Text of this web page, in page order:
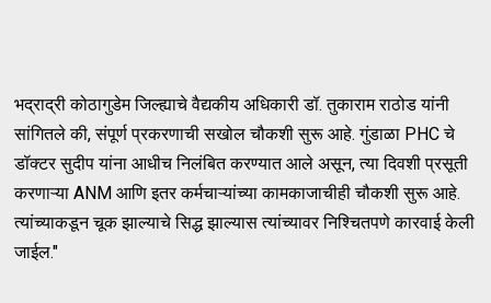
भद्राद्री कोठागुडेम जिल्ह्याचे वैद्यकीय अधिकारी डॉ. तुकाराम राठोड यांनी
सांगितले की, संपूर्ण प्रकरणाची सखोल चौकशी सुरू आहे. गुंडाळा PHC चे
डॉक्टर सुदीप यांना आधीच निलंबित करण्यात आले असून, त्या दिवशी प्रसूती
करणाऱ्या ANM आणि इतर कर्मचाऱ्यांच्या कामकाजाचीही चौकशी सुरू आहे.
त्यांच्याकडून चूक झाल्याचे सिद्ध झाल्यास त्यांच्यावर निश्चितपणे कारवाई केली
जाईल."